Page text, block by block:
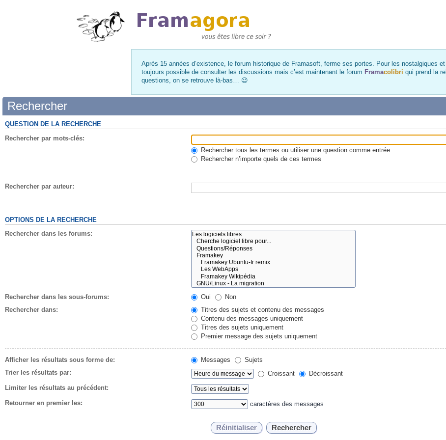
Après 15 années d’existence, le forum historique de Framasoft, ferme ses portes. Pour les nostalgiques
toujours possible de consulter les discussions mais c’est maintenant le forum Framacolibri qui prend la
questions, on se retrouve là-bas… 😉
Rechercher
QUESTION DE LA RECHERCHE
Rechercher par mots-clés:
Rechercher tous les termes ou utiliser une question comme entrée
Rechercher n’importe quels de ces termes
Rechercher par auteur:
OPTIONS DE LA RECHERCHE
Rechercher dans les forums:
Rechercher dans les sous-forums: Oui
Non
Rechercher dans:
Titres des sujets et contenu des messages
Contenu des messages uniquement
Titres des sujets uniquement
Premier message des sujets uniquement
Afficher les résultats sous forme de: Messages
Sujets
Trier les résultats par:
Croissant
Décroissant
Limiter les résultats au précédent:
Retourner en premier les: caractères des messages